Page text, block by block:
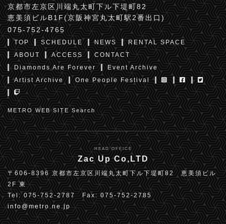
京都市左京区川端丸太町下ル下堤町82
恵美須ビルB1F(京阪神宮丸太町駅2番出口)
075-752-4765
TOP SCHEDULE NEWS
RENTAL SPACE
ABOUT
ACCESS
CONTACT
Diamonds Are Forever
Event Archive
Artist Archive
One People Festival
METRO WEB SITE Search
HEAD OFFICE
Zac Up Co,LTD
〒606-8396 京都市左京区川端丸太町下ル下堤町82 恵美須ビル
2F 東
Tel: 075-752-2787 Fax: 075-752-2785
info@metro.ne.jp